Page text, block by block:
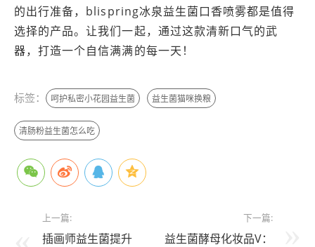
的出行准备，blispring冰泉益生菌口香喷雾都是值得
选择的产品。让我们一起，通过这款清新口气的武
器，打造一个自信满满的每一天！
标签： 呵护私密小花园益生菌 益生菌猫咪换粮
清肠粉益生菌怎么吃
上一篇:
插画师益生菌提升
下一篇:
益生菌酵母化妆品V：